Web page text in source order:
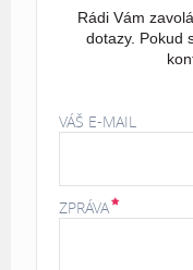
Rádi Vám
dotazy. Pokud
VÁŠ E-MAIL
ZPRÁVA